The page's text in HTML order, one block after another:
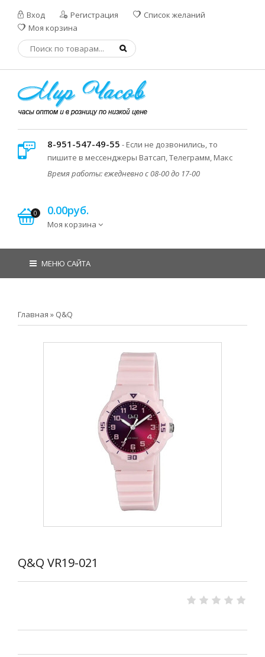
Вход Регистрация
Список желаний
Моя корзина
8-951-547-49-55 - Если не дозвонились, то
пишите в мессенджеры Ватсап, Телеграмм, Макс
Время работы: ежедневно с 08-00 до 17-00
0 0.00руб.
Моя корзина
МЕНЮ САЙТА
Главная » Q&Q
Q&Q VR19-021